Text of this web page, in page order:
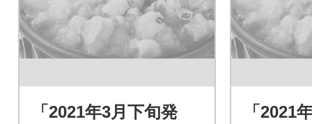
「2021年3月下旬発
「2021